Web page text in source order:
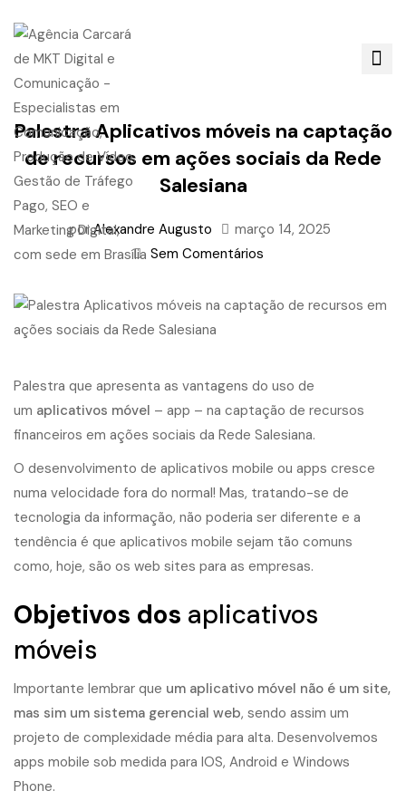
Palestra Aplicativos móveis na captação
de recursos em ações sociais da Rede
Salesiana
por Alexandre Augusto
março 14, 2025
Sem Comentários
Palestra que apresenta as vantagens do uso de
um aplicativos móvel – app – na captação de recursos
financeiros em ações sociais da Rede Salesiana.
O desenvolvimento de aplicativos mobile ou apps cresce
numa velocidade fora do normal! Mas, tratando-se de
tecnologia da informação, não poderia ser diferente e a
tendência é que aplicativos mobile sejam tão comuns
como, hoje, são os web sites para as empresas.
Objetivos dos aplicativos
móveis
Importante lembrar que um aplicativo móvel não é um site,
mas sim um sistema gerencial web, sendo assim um
projeto de complexidade média para alta. Desenvolvemos
apps mobile sob medida para IOS, Android e Windows
Phone.